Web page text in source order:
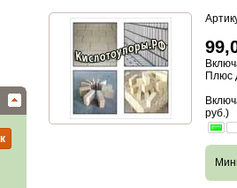
Плюс
руб.)